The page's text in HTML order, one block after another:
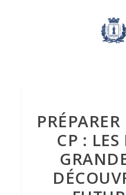
PRÉPARER
CP : LES